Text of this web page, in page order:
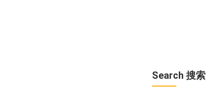
Search 搜索